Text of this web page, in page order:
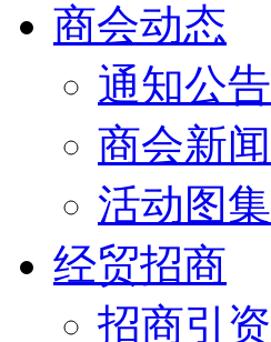
商会动态
通知公告
商会新闻
活动图集
经贸招商
招商引资